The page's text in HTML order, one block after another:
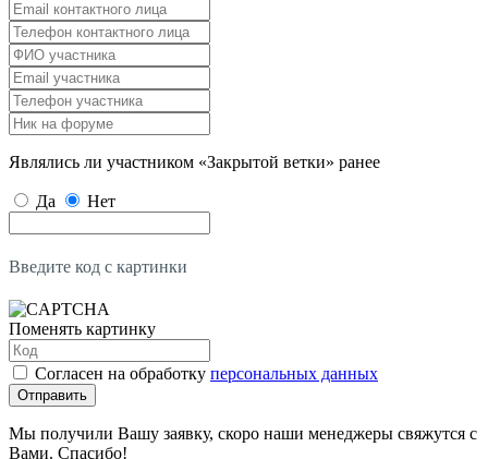
Являлись ли участником «Закрытой ветки» ранее
Да Нет
Введите код с картинки
Поменять картинку
Согласен на обработку персональных данных
Отправить
Мы получили Вашу заявку, скоро наши менеджеры свяжутся с
Вами. Спасибо!